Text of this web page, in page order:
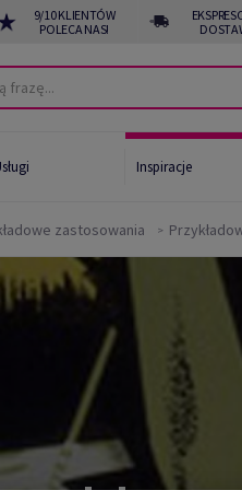
9/10 KLIENTÓW
POLECA NAS!
Inspiracje
zastosowania